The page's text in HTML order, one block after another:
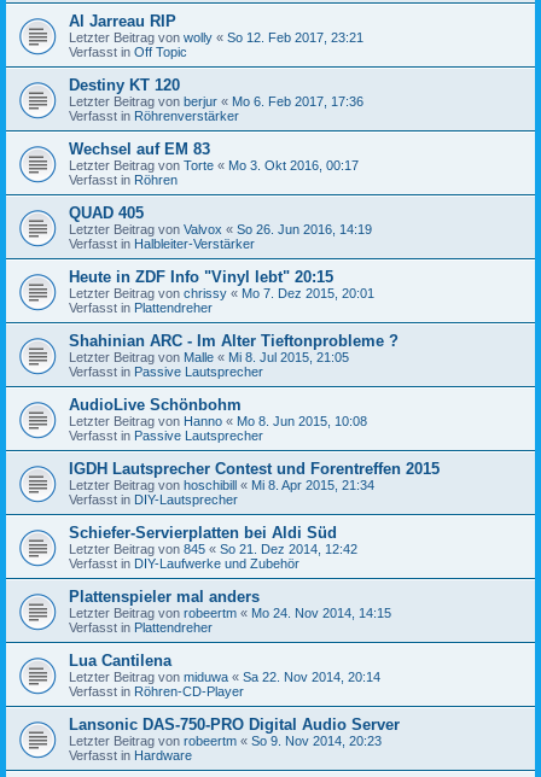
Al Jarreau RIP
Letzter Beitrag von wolly « So 12. Feb 2017, 23:21
Verfasst in Off Topic
Destiny KT 120
Letzter Beitrag von berjur « Mo 6. Feb 2017, 17:36
Verfasst in Röhrenverstärker
Wechsel auf EM 83
Letzter Beitrag von Torte « Mo 3. Okt 2016, 00:17
Verfasst in Röhren
QUAD 405
Letzter Beitrag von Valvox « So 26. Jun 2016, 14:19
Verfasst in Halbleiter-Verstärker
Heute in ZDF Info "Vinyl lebt" 20:15
Letzter Beitrag von chrissy « Mo 7. Dez 2015, 20:01
Verfasst in Plattendreher
Shahinian ARC - Im Alter Tieftonprobleme ?
Letzter Beitrag von Malle « Mi 8. Jul 2015, 21:05
Verfasst in Passive Lautsprecher
AudioLive Schönbohm
Letzter Beitrag von Hanno « Mo 8. Jun 2015, 10:08
Verfasst in Passive Lautsprecher
IGDH Lautsprecher Contest und Forentreffen 2015
Letzter Beitrag von hoschibill « Mi 8. Apr 2015, 21:34
Verfasst in DIY-Lautsprecher
Schiefer-Servierplatten bei Aldi Süd
Letzter Beitrag von 845 « So 21. Dez 2014, 12:42
Verfasst in DIY-Laufwerke und Zubehör
Plattenspieler mal anders
Letzter Beitrag von robeertm « Mo 24. Nov 2014, 14:15
Verfasst in Plattendreher
Lua Cantilena
Letzter Beitrag von miduwa « Sa 22. Nov 2014, 20:14
Verfasst in Röhren-CD-Player
Lansonic DAS-750-PRO Digital Audio Server
Letzter Beitrag von robeertm « So 9. Nov 2014, 20:23
Verfasst in Hardware